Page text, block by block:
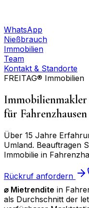
WhatsApp
Nießbrauch
Immobilien
Team
Kontakt & Standorte
FREITAG® Immobilien
Immobilienmakler
für Fahrenzhausen
Über 15 Jahre
Umland. Beauftragen
Immobilie in
Rückruf anfordern
⌀ Mietrendite in
als Durchschnitt der